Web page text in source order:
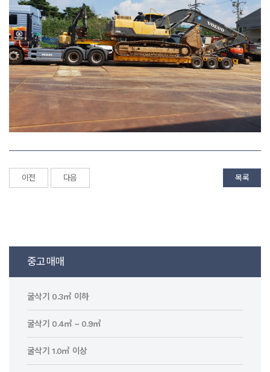
이전 다음 목록
중고매매
굴삭기 0.3㎥ 이하
굴삭기 0.4㎥ ~ 0.9㎥
굴삭기 1.0㎥ 이상